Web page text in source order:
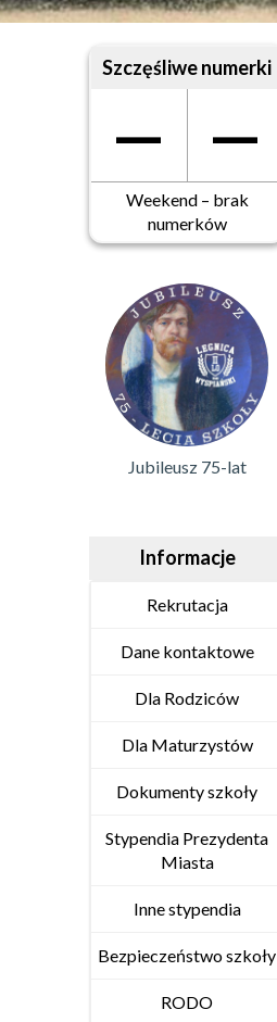
Szczęśliwe numerki
— —
Weekend – brak
numerków
Jubileusz 75-lat
Informacje
Rekrutacja
Dane kontaktowe
Dla Rodziców
Dla Maturzystów
Dokumenty szkoły
Stypendia Prezydenta
Miasta
Inne stypendia
Bezpieczeństwo szkoły
RODO